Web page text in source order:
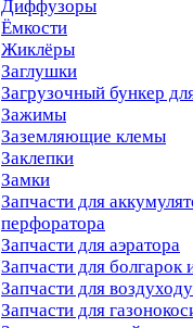
Диффузоры
Ёмкости
Жиклёры
Заглушки
Загрузочный бункер
Зажимы
Заземляющие клемы
Заклепки
Замки
Запчасти для
перфоратора
Запчасти для аэратора
Запчасти для
Запчасти для
Запчасти для